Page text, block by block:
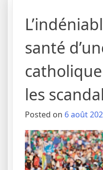
santé
les
Posted on 6 août